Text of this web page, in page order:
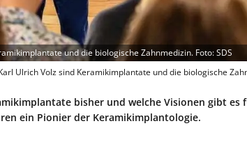
und die biologische Zahnmedizin. Foto: SDS
Ulrich Volz sind Keramikimplantate und die biologische
bisher und welche Visionen gibt es
ein Pionier der Keramikimplantologie.